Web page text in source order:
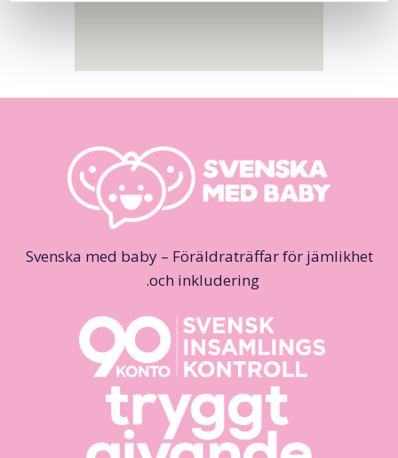
Svenska med baby – Föräldraträffar för jämlikhet
och inkludering.